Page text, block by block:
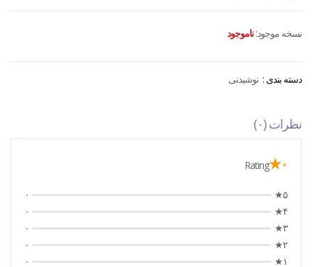
نسخه موجود: ناموجود
دسته بندی : نوشیدنی
نظرات (۰)
۰★ Rating
۵★
۰
۴★
۰
۳★
۰
۲★
۰
۱★
۰